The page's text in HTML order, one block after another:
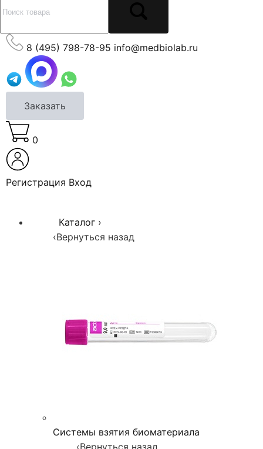
8 (495) 798-78-95 info@medbiolab.ru
Заказать
0
Регистрация Вход
Каталог ›
‹Вернуться назад
Системы взятия биоматериала